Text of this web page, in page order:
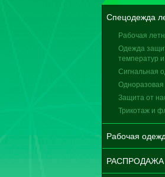
Спецодежда
Рабочая
Одежда
температур
Сигнальная
Защита от
Трикотаж и
Рабочая
РАСПРОДАЖА